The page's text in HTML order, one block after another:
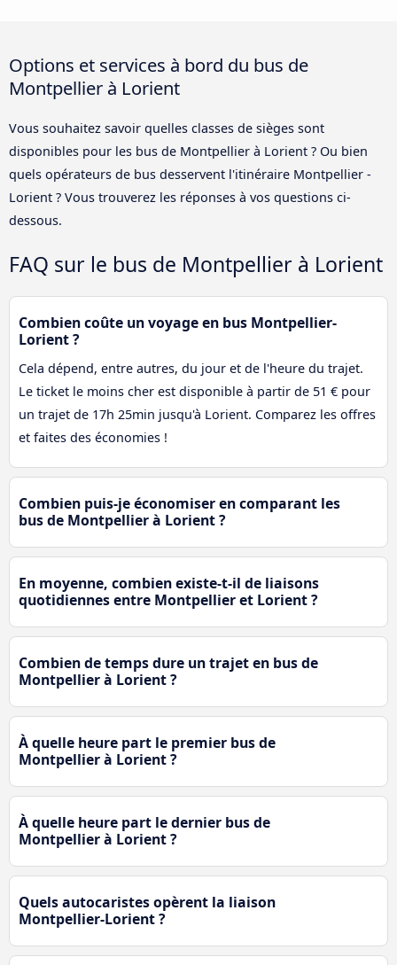
Options et services à bord du bus de
Montpellier à Lorient
Vous souhaitez savoir quelles classes de sièges sont
disponibles pour les bus de Montpellier à Lorient ? Ou bien
quels opérateurs de bus desservent l'itinéraire Montpellier -
Lorient ? Vous trouverez les réponses à vos questions ci-
dessous.
FAQ sur le bus de Montpellier à Lorient
Combien coûte un voyage en bus Montpellier-
Lorient ?
Cela dépend, entre autres, du jour et de l'heure du trajet.
Le ticket le moins cher est disponible à partir de 51 € pour
un trajet de 17h 25min jusqu'à Lorient. Comparez les offres
et faites des économies !
Combien puis-je économiser en comparant les
bus de Montpellier à Lorient ?
En moyenne, combien existe-t-il de liaisons
quotidiennes entre Montpellier et Lorient ?
Combien de temps dure un trajet en bus de
Montpellier à Lorient ?
À quelle heure part le premier bus de
Montpellier à Lorient ?
À quelle heure part le dernier bus de
Montpellier à Lorient ?
Quels autocaristes opèrent la liaison
Montpellier-Lorient ?